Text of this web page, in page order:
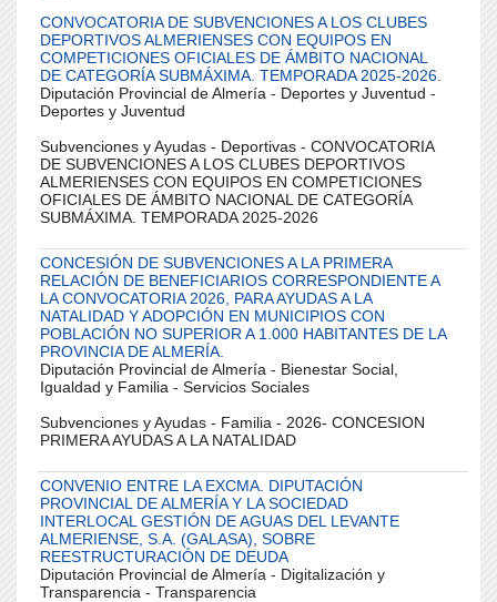
CONVOCATORIA DE SUBVENCIONES A LOS CLUBES
DEPORTIVOS ALMERIENSES CON EQUIPOS EN
COMPETICIONES OFICIALES DE ÁMBITO NACIONAL
DE CATEGORÍA SUBMÁXIMA. TEMPORADA 2025-2026.
Diputación Provincial de Almería - Deportes y Juventud -
Deportes y Juventud
Subvenciones y Ayudas - Deportivas - CONVOCATORIA
DE SUBVENCIONES A LOS CLUBES DEPORTIVOS
ALMERIENSES CON EQUIPOS EN COMPETICIONES
OFICIALES DE ÁMBITO NACIONAL DE CATEGORÍA
SUBMÁXIMA. TEMPORADA 2025-2026
CONCESIÓN DE SUBVENCIONES A LA PRIMERA
RELACIÓN DE BENEFICIARIOS CORRESPONDIENTE A
LA CONVOCATORIA 2026, PARA AYUDAS A LA
NATALIDAD Y ADOPCIÓN EN MUNICIPIOS CON
POBLACIÓN NO SUPERIOR A 1.000 HABITANTES DE LA
PROVINCIA DE ALMERÍA.
Diputación Provincial de Almería - Bienestar Social,
Igualdad y Familia - Servicios Sociales
Subvenciones y Ayudas - Familia - 2026- CONCESION
PRIMERA AYUDAS A LA NATALIDAD
CONVENIO ENTRE LA EXCMA. DIPUTACIÓN
PROVINCIAL DE ALMERÍA Y LA SOCIEDAD
INTERLOCAL GESTIÓN DE AGUAS DEL LEVANTE
ALMERIENSE, S.A. (GALASA), SOBRE
REESTRUCTURACIÓN DE DEUDA
Diputación Provincial de Almería - Digitalización y
Transparencia - Transparencia